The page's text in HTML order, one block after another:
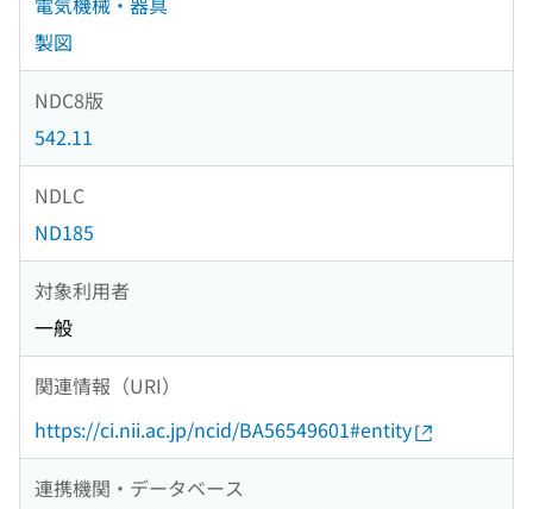
製図
NDC8版
542.11
NDLC
ND185
対象利用者
一般
関連情報（URI）
https://ci.nii.ac.jp/ncid/BA56549601#entity
連携機関・データベース